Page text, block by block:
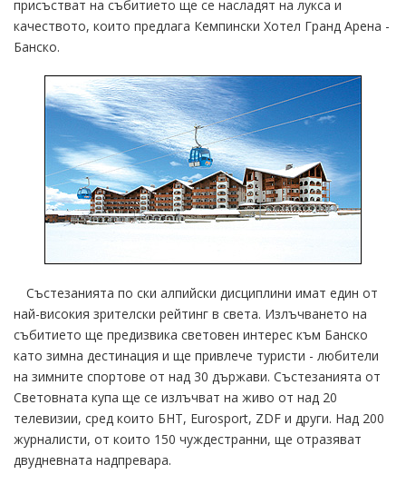
присъстват на събитието ще се насладят на лукса и
качеството, които предлага Кемпински Хотел Гранд Арена -
Банско.
Състезанията по ски алпийски дисциплини имат един от
най-високия зрителски рейтинг в света. Излъчването на
събитието ще предизвика световен интерес към Банско
като зимна дестинация и ще привлече туристи - любители
на зимните спортове от над 30 държави. Състезанията от
Световната купа ще се излъчват на живо от над 20
телевизии, сред които БНТ, Eurosport, ZDF и други. Над 200
журналисти, от които 150 чуждестранни, ще отразяват
двудневната надпревара.